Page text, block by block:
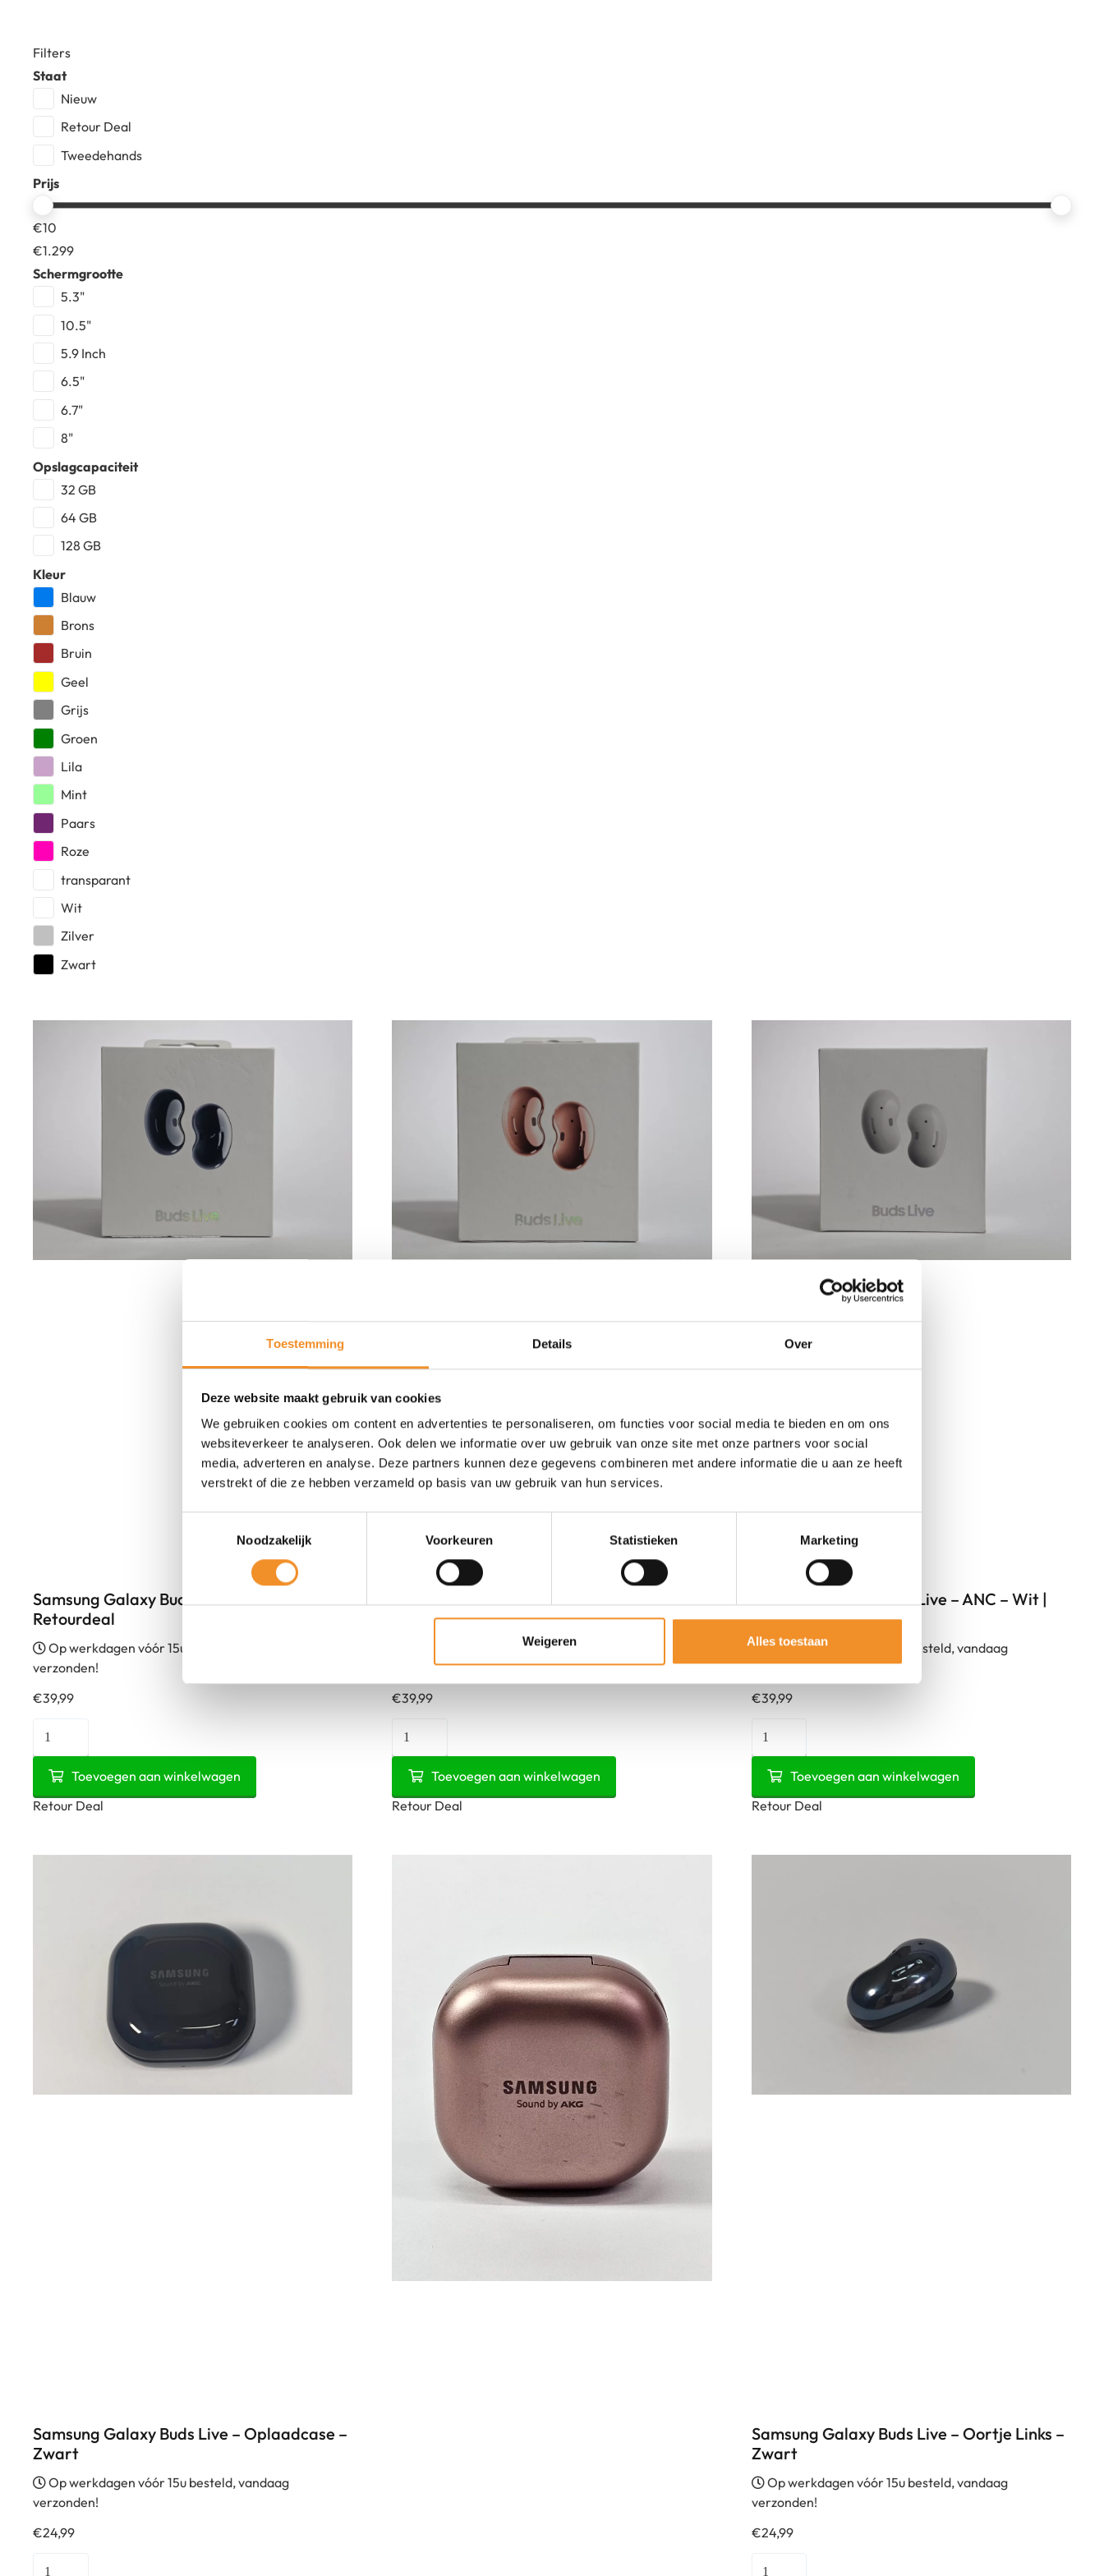
Toestemming Details Over
Deze website maakt gebruik van cookies
We gebruiken cookies om content en advertenties te personaliseren, om functies voor social media te bieden en om ons
websiteverkeer te analyseren. Ook delen we informatie over uw gebruik van onze site met onze partners voor social
media, adverteren en analyse. Deze partners kunnen deze gegevens combineren met andere informatie die u aan ze heeft
verstrekt of die ze hebben verzameld op basis van uw gebruik van hun services.
Noodzakelijk
Voorkeuren Statistieken Marketing
Weigeren Alles toestaan
Filters
Staat
Nieuw
Retour Deal
Tweedehands
Prijs
€10
€1.299
Schermgrootte
5.3"
10.5"
5.9 Inch
6.5"
6.7"
8"
Opslagcapaciteit
32 GB
64 GB
128 GB
Kleur
Blauw
Brons
Bruin
Geel
Grijs
Groen
Lila
Mint
Paars
Roze
transparant
Wit
Zilver
Zwart
Samsung Galaxy Buds Live – ANC – Zwart |
Retourdeal
Op werkdagen vóór 15u besteld, vandaag
verzonden!
€39,99
Samsung
Galaxy
Buds
Live
Toevoegen aan winkelwagen
Retour Deal
Retourdeal
Op werkdagen vóór 15u besteld, vandaag
verzonden!
€39,99
Samsung
Galaxy
Buds
Live
Toevoegen aan winkelwagen
Retour Deal
Samsung Galaxy Buds Live – ANC – Wit |
Retourdeal
Op werkdagen vóór 15u besteld, vandaag
verzonden!
€39,99
Samsung
Galaxy
Buds
Live
Toevoegen aan winkelwagen
Retour Deal
Samsung Galaxy Buds Live – Oplaadcase –
Zwart
Op werkdagen vóór 15u besteld, vandaag
verzonden!
€24,99
Samsung
Samsung Galaxy Buds Live – Oortje Links –
Zwart
Op werkdagen vóór 15u besteld, vandaag
verzonden!
€24,99
Samsung